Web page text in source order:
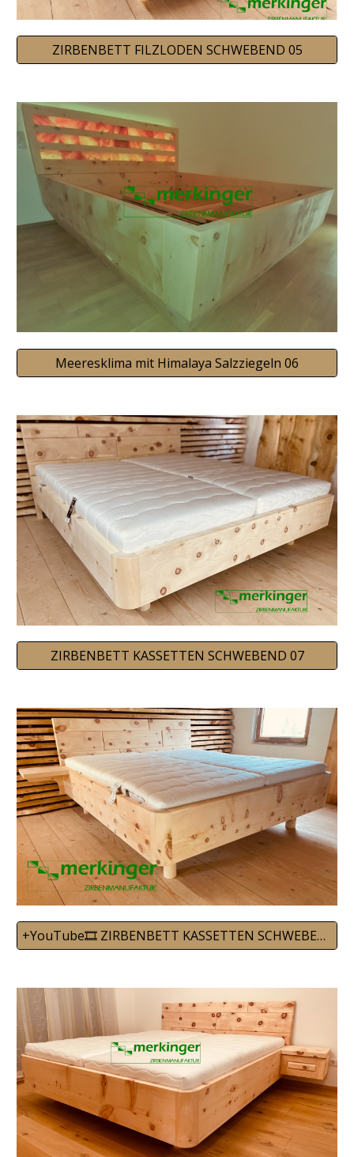
ZIRBENBETT FILZLODEN SCHWEBEND 05
Meeresklima mit Himalaya Salzziegeln 06
ZIRBENBETT KASSETTEN SCHWEBEND 07
+YouTube🎞️ ZIRBENBETT KASSETTEN SCHWEBEND 08